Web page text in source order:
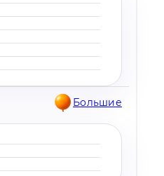
Большие